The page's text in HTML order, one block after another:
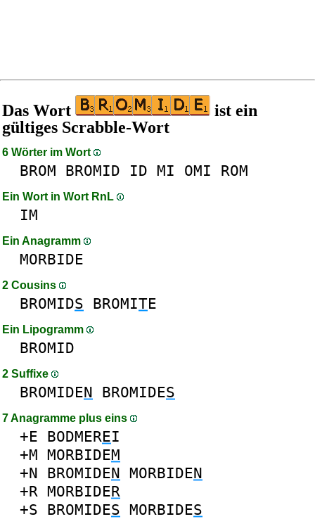
Das Wort
ist ein
gültiges Scrabble-Wort
6 Wörter im Wort
BROM BROMID ID MI OMI ROM
Ein Wort in Wort RnL
IM
Ein Anagramm
MORBIDE
2 Cousins
BROMIDS BROMITE
Ein Lipogramm
BROMID
2 Suffixe
BROMIDEN BROMIDES
7 Anagramme plus eins
+E BODMEREI
+M MORBIDEM
+N BROMIDEN MORBIDEN
+R MORBIDER
+S BROMIDES MORBIDES